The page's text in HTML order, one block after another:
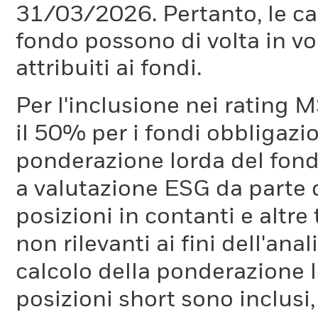
31/03/2026. Pertanto, le
fondo possono di volta in
attribuiti ai fondi.
Per l'inclusione nei rating
il 50% per i fondi
ponderazione lorda del
a valutazione ESG da parte
posizioni in contanti e
non rilevanti ai fini
calcolo della ponderazione
posizioni short sono